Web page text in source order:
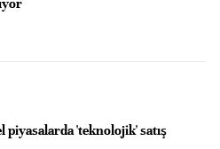
piyasalarda 'teknolojik' satış